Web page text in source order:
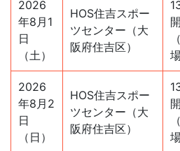
2026
年8月1
日
（土）
HOS住吉スポー
ツセンター（大
阪府住吉区）
2026
年8月2
日
（日）
HOS住吉スポー
ツセンター（大
阪府住吉区）